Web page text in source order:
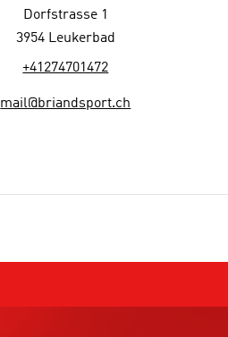
Dorfstrasse 1
3954 Leukerbad
+41274701472
mail@briandsport.ch